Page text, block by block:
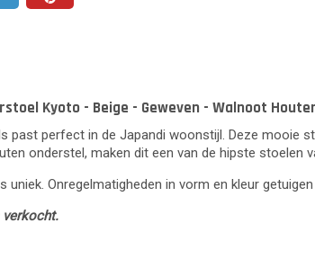
Kyoto - Beige - Geweven - Walnoot
past perfect in de Japandi woonstijl. Deze mooie
onderstel, maken dit een van de hipste stoelen
uniek. Onregelmatigheden in vorm en kleur